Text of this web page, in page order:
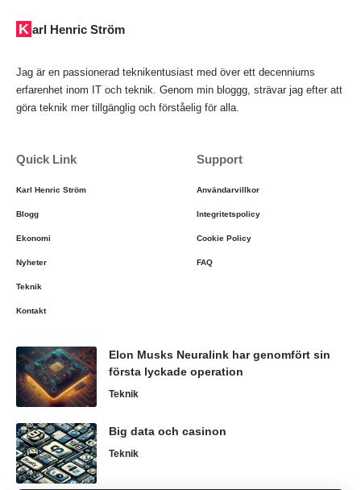
Karl Henric Ström
Jag är en passionerad teknikentusiast med över ett decenniums
erfarenhet inom IT och teknik. Genom min bloggg, strävar jag efter att
göra teknik mer tillgänglig och förståelig för alla.
Quick Link
Karl Henric Ström
Blogg
Ekonomi
Nyheter
Teknik
Kontakt
Support
Användarvillkor
Integritetspolicy
Cookie Policy
FAQ
Elon Musks Neuralink har genomfört sin
första lyckade operation
Teknik
Big data och casinon
Teknik